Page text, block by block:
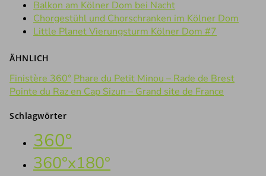
Balkon am Kölner Dom bei Nacht
Chorgestühl und Chorschranken im Kölner Dom
Little Planet Vierungsturm Kölner Dom #7
ÄHNLICH
Finistère 360° Phare du Petit Minou – Rade de Brest
Pointe du Raz en Cap Sizun – Grand site de France
Schlagwörter
360°
360°x180°